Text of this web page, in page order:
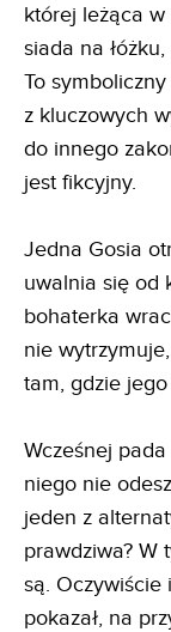
której leżąca
siada na
To
z kluczowych
do innego
jest fikcyjny.
Jedna Gosia
uwalnia się od
bohaterka
nie
tam, gdzie jego
Wcześnej
niego nie
jeden z
prawdziwa? W
są. Oczywiście
pokazał, na